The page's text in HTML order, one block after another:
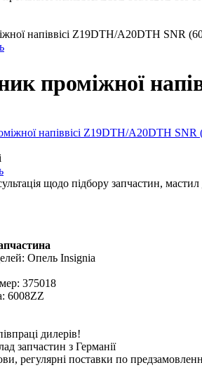
напіввісі Z19DTH/A20DTH SNR
проміжної
щодо підбору запчастин,
Опель Insignia
375018
6008ZZ
дилерів!
запчастин з Германії
регулярні поставки по